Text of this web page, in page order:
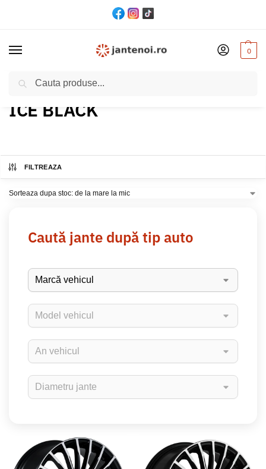
0
Acasă Produs Culoare / ICE BLACK
ICE BLACK
FILTREAZA
Caută jante după tip auto